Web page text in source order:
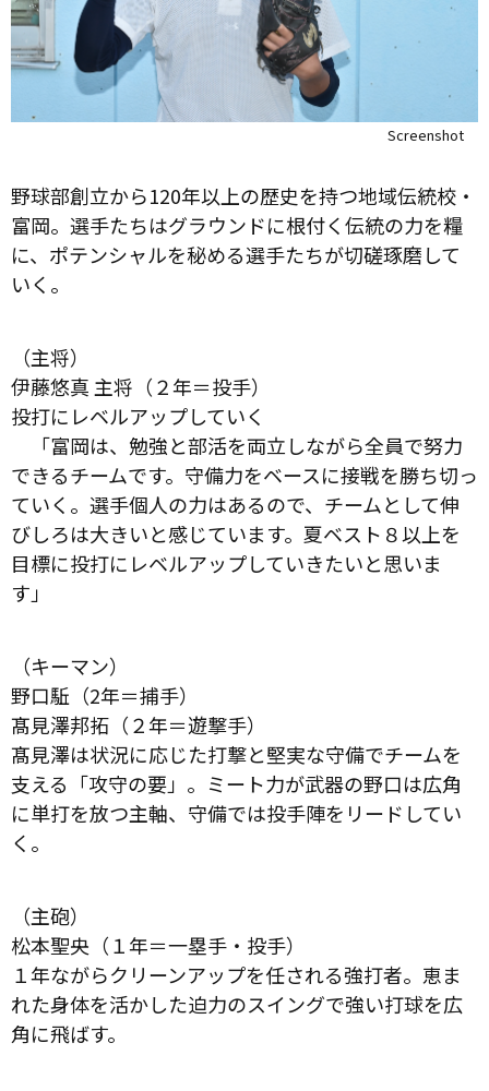
Screenshot
野球部創立から120年以上の歴史を持つ地域伝統校・
富岡。選手たちはグラウンドに根付く伝統の力を糧
に、ポテンシャルを秘める選手たちが切磋琢磨して
いく。
（主将）
伊藤悠真 主将（２年＝投手）
投打にレベルアップしていく
「富岡は、勉強と部活を両立しながら全員で努力
できるチームです。守備力をベースに接戦を勝ち切っ
ていく。選手個人の力はあるので、チームとして伸
びしろは大きいと感じています。夏ベスト８以上を
目標に投打にレベルアップしていきたいと思いま
す」
（キーマン）
野口駈（2年＝捕手）
髙見澤邦拓（２年＝遊撃手）
髙見澤は状況に応じた打撃と堅実な守備でチームを
支える「攻守の要」。ミート力が武器の野口は広角
に単打を放つ主軸、守備では投手陣をリードしてい
く。
（主砲）
松本聖央（１年＝一塁手・投手）
１年ながらクリーンアップを任される強打者。恵ま
れた身体を活かした迫力のスイングで強い打球を広
角に飛ばす。